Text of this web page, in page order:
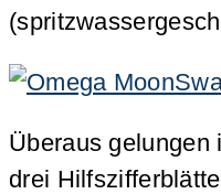
Überaus
drei